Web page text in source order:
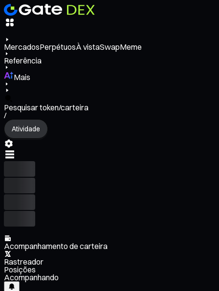
MercadosPerpétuosÀ vistaSwapMeme
Referência
Mais
Pesquisar token/carteira
/
Atividade
Acompanhamento de carteira
Rastreador
Posições
Acompanhando